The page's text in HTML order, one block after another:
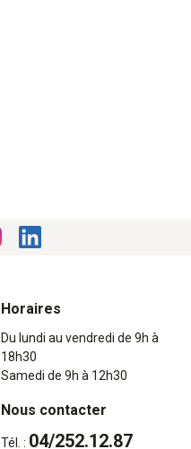
Horaires
Du lundi au vendredi de 9h à
18h30
Samedi de 9h à 12h30
Nous contacter
Tél. : 04/252.12.87